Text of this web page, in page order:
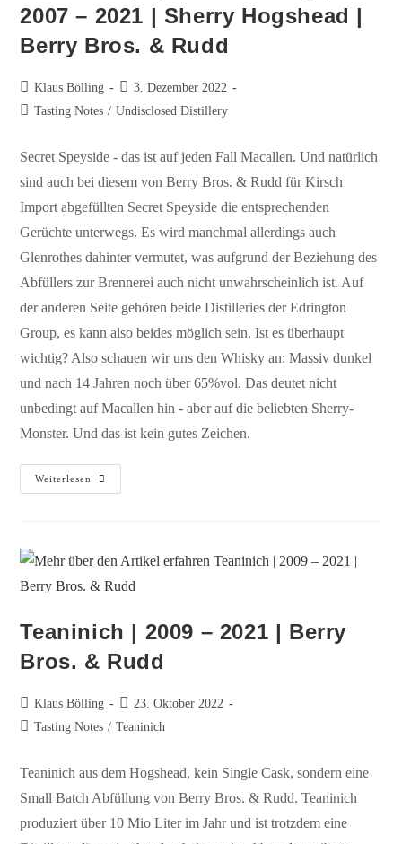
2007 – 2021 | Sherry Hogshead |
Berry Bros. & Rudd
Klaus Bölling
3. Dezember 2022
Tasting Notes / Undisclosed Distillery
Secret Speyside - das ist auf jeden Fall Macallen. Und natürlich
sind auch bei diesem von Berry Bros. & Rudd für Kirsch
Import abgefüllten Secret Speyside die entsprechenden
Gerüchte unterwegs. Es wird manchmal allerdings auch
Glenrothes dahinter vermutet, was aufgrund der Beziehung des
Abfüllers zur Brennerei auch nicht unwahrscheinlich ist. Auf
der anderen Seite gehören beide Distilleries der Edrington
Group, es kann also beides möglich sein. Ist es überhaupt
wichtig? Also schauen wir uns den Whisky an: Massiv dunkel
und nach 14 Jahren noch über 65%vol. Das deutet nicht
unbedingt auf Macallen hin - aber auf die beliebten Sherry-
Monster. Und das ist kein gutes Zeichen.
Weiterlesen
Teaninich | 2009 – 2021 | Berry
Bros. & Rudd
Klaus Bölling
23. Oktober 2022
Tasting Notes / Teaninich
Teaninich aus dem Hogshead, kein Single Cask, sondern eine
Small Batch Abfüllung von Berry Bros. & Rudd. Teaninich
produziert über 10 Mio Liter im Jahr und ist trotzdem eine